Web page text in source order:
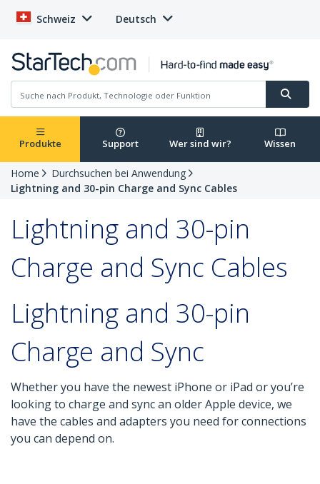
Schweiz Deutsch
Produkte Support Wer sind wir? Wissen
Home
Durchsuchen bei Anwendung
Lightning and 30-pin Charge and Sync Cables
Lightning and 30-pin
Charge and Sync Cables
Lightning and 30-pin
Charge and Sync
Whether you have the newest iPhone or iPad or you’re
looking to charge and sync an older Apple device, we
have the cables and adapters you need for connections
you can depend on.